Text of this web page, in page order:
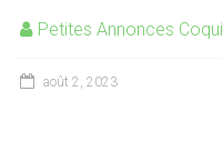
Petites Annonces
août 2, 2023